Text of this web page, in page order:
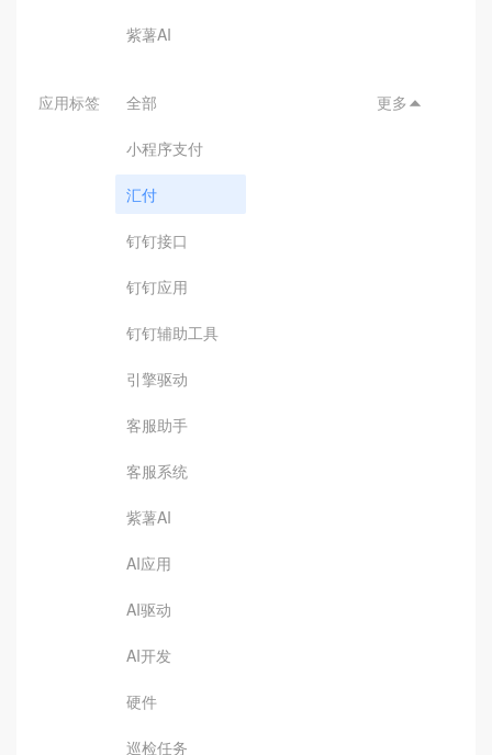
紫薯AI
应用标签 全部
小程序支付
汇付
钉钉接口
钉钉应用
钉钉辅助工具
引擎驱动
客服助手
客服系统
紫薯AI
AI应用
AI驱动
AI开发
硬件
巡检任务
更多 